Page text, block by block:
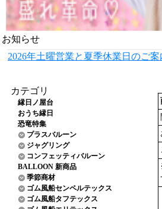
お知らせ
2026年土曜営業と夏季休業日のご案
カテゴリ
縁日ノ屋台
おうち縁日
恐竜特集
プラスバルーン
ジャグリング
コンフェッティバルーン
BALLOON 新商品
季節商材
ゴム風船センペルテックス
ゴム風船タフテックス